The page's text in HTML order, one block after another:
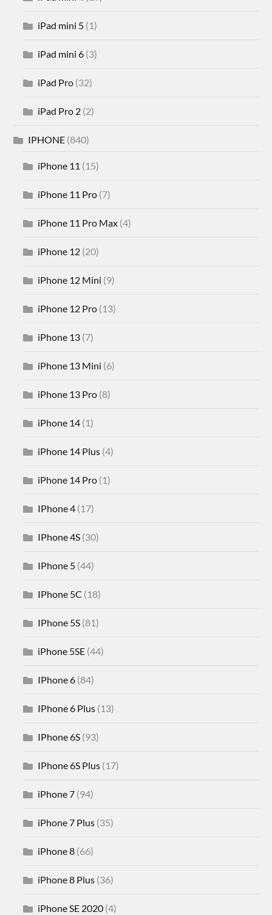
iPad mini 5 (1)
iPad mini 6 (3)
iPad Pro (32)
iPad Pro 2 (2)
IPHONE (840)
iPhone 11 (15)
iPhone 11 Pro (7)
iPhone 11 Pro Max (4)
iPhone 12 (20)
iPhone 12 Mini (9)
iPhone 12 Pro (13)
iPhone 13 (7)
iPhone 13 Mini (6)
iPhone 13 Pro (8)
iPhone 14 (1)
iPhone 14 Plus (4)
iPhone 14 Pro (1)
IPhone 4 (17)
IPhone 4S (30)
IPhone 5 (44)
IPhone 5C (18)
IPhone 5S (81)
iPhone 5SE (44)
IPhone 6 (84)
IPhone 6 Plus (13)
IPhone 6S (93)
IPhone 6S Plus (17)
iPhone 7 (94)
iPhone 7 Plus (35)
iPhone 8 (66)
iPhone 8 Plus (36)
iPhone SE 2020 (4)